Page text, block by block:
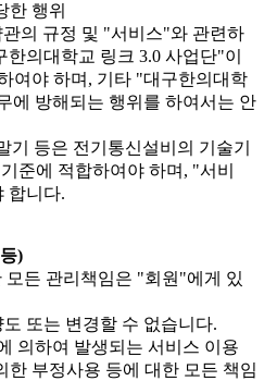
한 행위
의 규정 및 "서비스"와 관련하
의대학교 링크 3.0 사업단"이
여야 하며, 기타 "대구한의대학
에 방해되는 행위를 하여서는 안
등은 전기통신설비의 기술기
준에 적합하여야 하며, "서비
합니다.
)
든 관리책임은 "회원"에게 있
또는 변경할 수 없습니다.
의하여 발생되는 서비스 이용
한 부정사용 등에 대한 모든 책임